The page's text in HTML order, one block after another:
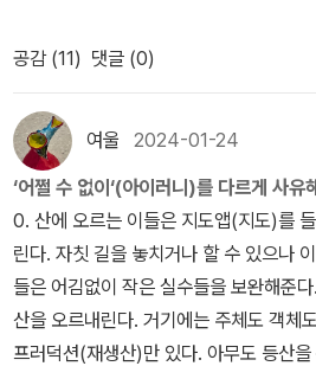
곧 완전히 강제된 상태로 추락하지 않는
를 살아간다 함은 아마도 그러한 것이리
면서 때로는 자유에 가까워지고 대로는
아마도 우리 자신을 사유할 때의 방식을
있을 것 같다. 사유 방식을 갱신하는 것은
가능하지도 않다. 우리는 중동태의 세계
씩 그 세계를 알아갈 수가 있다. 그리하
가까이 다가갈 수가 있다. 이것이 중동태
는 미미한 희망이다.' (350쪽)​나처럼 철
장에서 '중동태의 세계'를 끝까지 읽어가
마 나는 그리스어와 라틴어를 공부했지
보편은 개별 사물에 선행한다 – 실념론
개별 사물 안에 존재한다‘ 라고 하는 온건
며, 보편은 개별 사물 다음에 존재한다‘
다. 그런데 데카르트가 보기에 스콜라철
터 구분하지 못할 뿐만 아니라 관념들을
들이 사용하는 실체 관념마저 혼란스러운
트는 수학을 기초로 삼아 탐구된 관념이
있다고 주장하는데, 이와 같은 주장은
고 있는 것처럼 젊은 시절에 그가 배운 수
대한 지식을 근거로 삼고 있다고 볼 수
논쟁만 보더라고 그것은 처음부터 끝까
지는 그들 방식의 폐쇄적 리그가 형성되
교육적 현실이다.그렇다.'대치동 아이들'
까. 그리고 그 세계에서 성공한 의사-판
지인 인류가 앉아 있다고 봐도무방하다.
이현상은 무엇을 말하고 있는가.벤야민은
체엄이라고 했다. 사회가 만들어낸 소망
추동한다. 꿈은 벤야민 논의에서 흥미로
육은 <벤야민 꿈>의 무게를 삭제시키고
삶뿐만 아니라 세대들의 삶에서도관철
으로서의 각성,잠이 이러한 과정의 최초
누면 무엇이 문제인가?란 물음에 그것은
어있음을 확인하고, 명확하고도 논리정연
들었다. 그리곤 여러 차례 잡담회와 술자리 모임들을 의도적으로 갖
기도 하였는데, 지금을 살면서 그 틀에 대
이 강하게 든다. 가까운 지인들이라 어느
여기는 것 자체가 오산이었다.절망과 우
속에 시시때때로 불쑥불쑥 솟아나지 않
식이나 철학이란 그저 안일한 소리로 들
들은 납이란 추를 양쪽 어깨에 매다는 일
리 쇼펜하우어에 열광할 수밖에 없는 듯
감이란 드문드문 섬처럼 뜬구름처럼 왔
공감 (11) 댓글 (0)
여울 2024-01-24
‘어쩔 수 없이‘(아이러니)를 다르게 사유
0. 산에 오르는 이들은 지도앱(지도)를
린다. 자칫 길을 놓치거나 할 수 있으나
들은 어김없이 작은 실수들을 보완해준
산을 오르내린다. 거기에는 주체도 객체
프러덕션(재생산)만 있다. 아무도 등산